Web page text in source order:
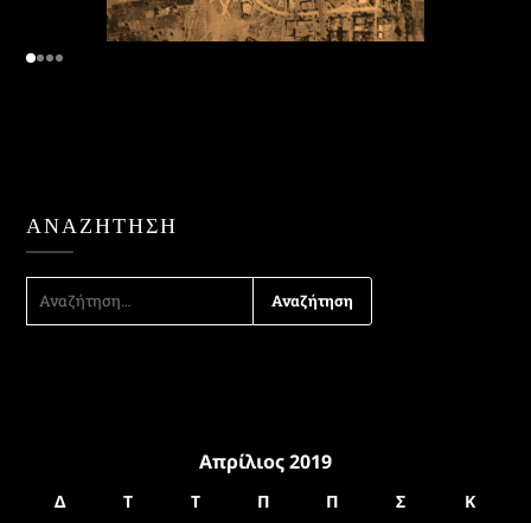
ΑΝΑΖΉΤΗΣΗ
ΑΝΑΖΉΤΗΣΗ
ΓΙΑ:
Απρίλιος 2019
Δ Τ Τ Π Π Σ
Κ